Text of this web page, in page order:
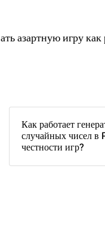
азартную игру
Как работает
случайных чисел в
честности игр?